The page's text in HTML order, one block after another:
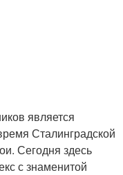
является
Сталинградской
Сегодня здесь
с знаменитой